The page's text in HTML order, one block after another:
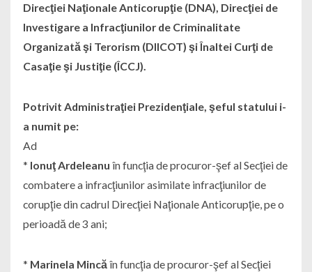
Direcţiei Naţionale Anticorupţie (DNA), Direcţiei de
Investigare a Infracţiunilor de Criminalitate
Organizată şi Terorism (DIICOT) şi Înaltei Curţi de
Casaţie şi Justiţie (ÎCCJ).
Potrivit Administraţiei Prezidenţiale, şeful statului i-
a numit pe:
Ad
* Ionuţ Ardeleanu în funcţia de procuror-şef al Secţiei de
combatere a infracţiunilor asimilate infracţiunilor de
corupţie din cadrul Direcţiei Naţionale Anticorupţie, pe o
perioadă de 3 ani;
* Marinela Mincăîn funcţia de procuror-şef al Secţiei